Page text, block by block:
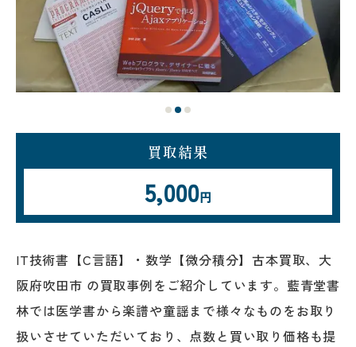
買取結果
5,000円
IT技術書【C言語】・数学【微分積分】古本買取、大
阪府吹田市 の買取事例をご紹介しています。藍青堂書
林では医学書から楽譜や童謡まで様々なものをお取り
扱いさせていただいており、点数と買い取り価格も提